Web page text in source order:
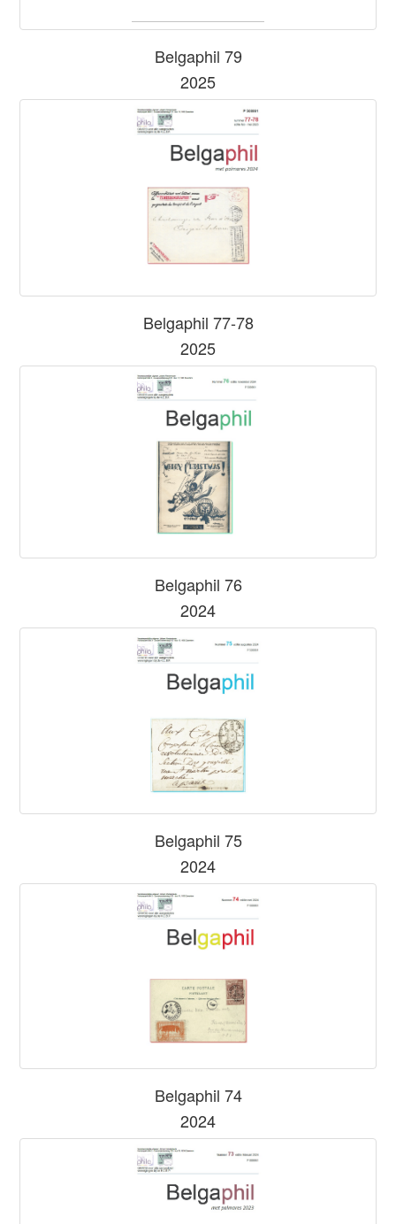
Belgaphil 79
2025
Belgaphil 77-78
2025
Belgaphil 76
2024
Belgaphil 75
2024
Belgaphil 74
2024